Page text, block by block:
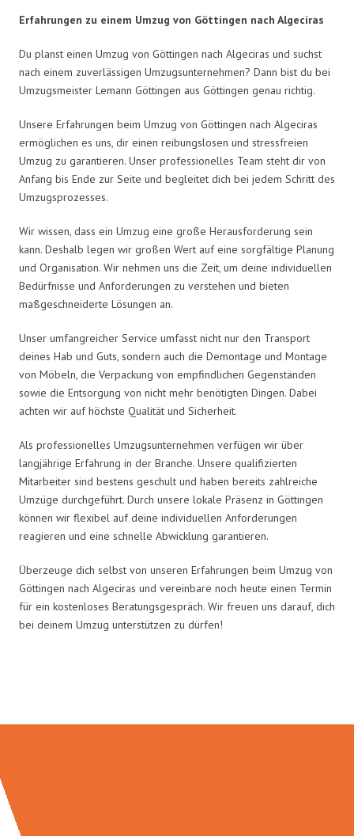
Erfahrungen zu einem Umzug von Göttingen nach Algeciras
Du planst einen Umzug von Göttingen nach Algeciras und suchst
nach einem zuverlässigen Umzugsunternehmen? Dann bist du bei
Umzugsmeister Lemann Göttingen aus Göttingen genau richtig.
Unsere Erfahrungen beim Umzug von Göttingen nach Algeciras
ermöglichen es uns, dir einen reibungslosen und stressfreien
Umzug zu garantieren. Unser professionelles Team steht dir von
Anfang bis Ende zur Seite und begleitet dich bei jedem Schritt des
Umzugsprozesses.
Wir wissen, dass ein Umzug eine große Herausforderung sein
kann. Deshalb legen wir großen Wert auf eine sorgfältige Planung
und Organisation. Wir nehmen uns die Zeit, um deine individuellen
Bedürfnisse und Anforderungen zu verstehen und bieten
maßgeschneiderte Lösungen an.
Unser umfangreicher Service umfasst nicht nur den Transport
deines Hab und Guts, sondern auch die Demontage und Montage
von Möbeln, die Verpackung von empfindlichen Gegenständen
sowie die Entsorgung von nicht mehr benötigten Dingen. Dabei
achten wir auf höchste Qualität und Sicherheit.
Als professionelles Umzugsunternehmen verfügen wir über
langjährige Erfahrung in der Branche. Unsere qualifizierten
Mitarbeiter sind bestens geschult und haben bereits zahlreiche
Umzüge durchgeführt. Durch unsere lokale Präsenz in Göttingen
können wir flexibel auf deine individuellen Anforderungen
reagieren und eine schnelle Abwicklung garantieren.
Überzeuge dich selbst von unseren Erfahrungen beim Umzug von
Göttingen nach Algeciras und vereinbare noch heute einen Termin
für ein kostenloses Beratungsgespräch. Wir freuen uns darauf, dich
bei deinem Umzug unterstützen zu dürfen!